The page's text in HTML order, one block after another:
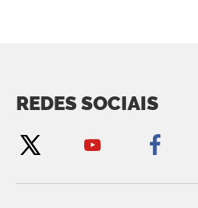
REDES SOCIAIS